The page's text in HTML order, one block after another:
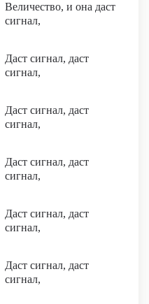
Величество, и она даст
сигнал,
Даст сигнал, даст
сигнал,
Даст сигнал, даст
сигнал,
Даст сигнал, даст
сигнал,
Даст сигнал, даст
сигнал,
Даст сигнал, даст
сигнал,